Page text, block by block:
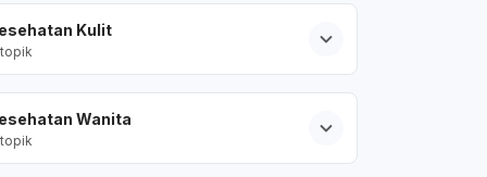
Kulit
topik
Wanita
topik